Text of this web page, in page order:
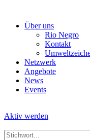
Über uns
Rio Negro
Kontakt
Netzwerk
Angebote
News
Events
Aktiv werden